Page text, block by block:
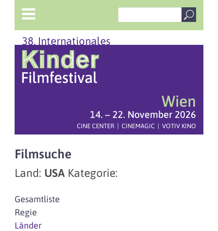
38. Internationales
Wien
14. – 22. November 2026
CINE CENTER | CINEMAGIC | VOTIV KINO
Filmsuche
Land: USA Kategorie:
Gesamtliste
Regie
Länder